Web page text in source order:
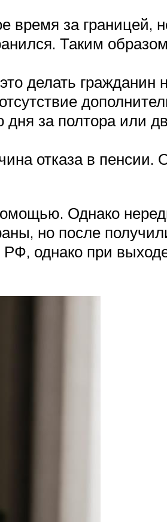
время за границей,
Таким
делать гражданин
дня за полтора или
отказа в пенсии.
Однако
но после
РФ, однако при